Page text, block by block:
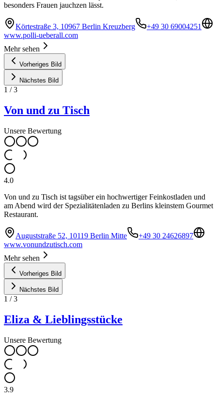
besonders Frauen jauchzen lässt.
Körtestraße 3, 10967 Berlin Kreuzberg
+49 30 69004251
www.polli-ueberall.com
Mehr sehen
Vorheriges Bild
Nächstes Bild
1 /3
Von und zu Tisch
Unsere Bewertung
4.0
Von und zu Tisch ist tagsüber ein hochwertiger Feinkostladen und
am Abend wird der Spezialitätenladen zu Berlins kleinstem Gourmet
Restaurant.
Auguststraße 52, 10119 Berlin Mitte
+49 30 24626897
www.vonundzutisch.com
Mehr sehen
Vorheriges Bild
Nächstes Bild
1 /3
Eliza & Lieblingsstücke
Unsere Bewertung
3.9